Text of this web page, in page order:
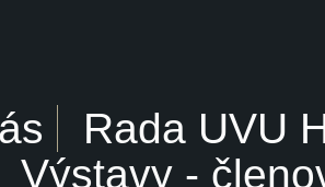
Rada UVU
Výstavy -